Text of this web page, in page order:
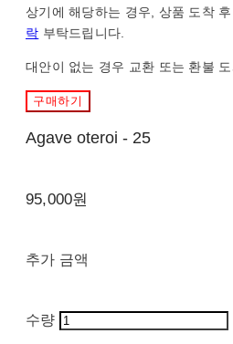
상기에 해당하는 경우, 상품 도착
락 부탁드립니다.
대안이 없는 경우 교환 또는 환불 도
구매하기
Agave oteroi - 25
95,000원
추가 금액
수량